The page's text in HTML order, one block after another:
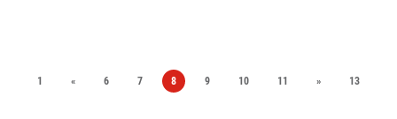
1 « 6 7 8 9 10 11 » 13